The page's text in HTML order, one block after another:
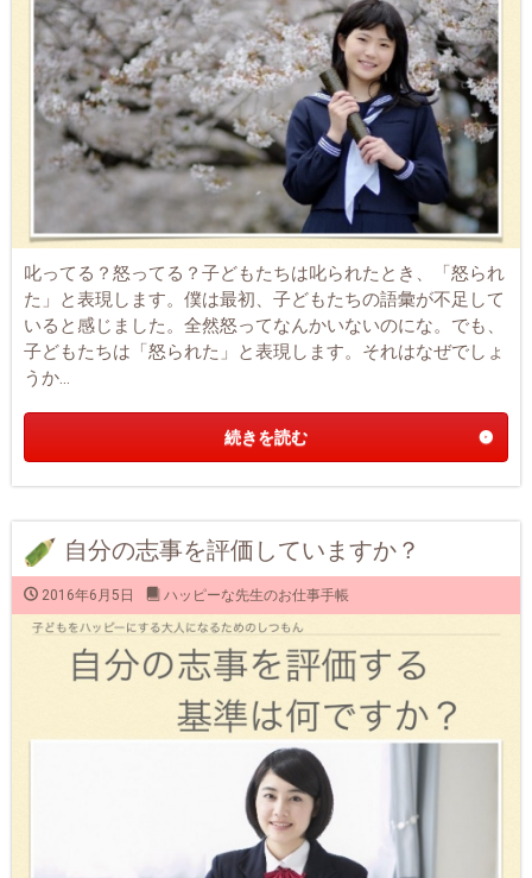
叱ってる？怒ってる？子どもたちは叱られたとき、「怒られ
た」と表現します。僕は最初、子どもたちの語彙が不足して
いると感じました。全然怒ってなんかいないのにな。でも、
子どもたちは「怒られた」と表現します。それはなぜでしょ
うか...
続きを読む
自分の志事を評価していますか？
2016年6月5日 ハッピーな先生のお仕事手帳